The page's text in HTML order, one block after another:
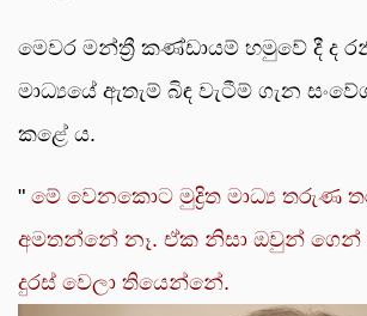
මෙවර මන්ත්‍රී කණ්ඩායම් හමුවේ දී ද
මාධ්‍යයේ ඇතැම් බිඳ වැටීම් ගැන
කළේ ය.
" මේ වෙනකොට මුද්‍රිත මාධ්‍ය තරුණ
අමතන්නේ නෑ. ඒක නිසා ඔවුන්
දුරස් වෙලා තියෙන්නේ.